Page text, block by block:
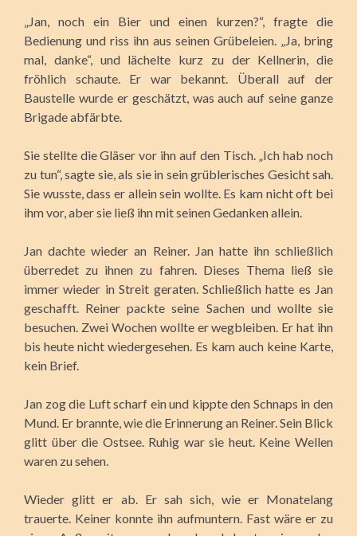
„Jan, noch ein Bier und einen kurzen?“, fragte die
Bedienung und riss ihn aus seinen Grübeleien. „Ja, bring
mal, danke“, und lächelte kurz zu der Kellnerin, die
fröhlich schaute. Er war bekannt. Überall auf der
Baustelle wurde er geschätzt, was auch auf seine ganze
Brigade abfärbte.
Sie stellte die Gläser vor ihn auf den Tisch. „Ich hab noch
zu tun“, sagte sie, als sie in sein grüblerisches Gesicht sah.
Sie wusste, dass er allein sein wollte. Es kam nicht oft bei
ihm vor, aber sie ließ ihn mit seinen Gedanken allein.
Jan dachte wieder an Reiner. Jan hatte ihn schließlich
überredet zu ihnen zu fahren. Dieses Thema ließ sie
immer wieder in Streit geraten. Schließlich hatte es Jan
geschafft. Reiner packte seine Sachen und wollte sie
besuchen. Zwei Wochen wollte er wegbleiben. Er hat ihn
bis heute nicht wiedergesehen. Es kam auch keine Karte,
kein Brief.
Jan zog die Luft scharf ein und kippte den Schnaps in den
Mund. Er brannte, wie die Erinnerung an Reiner. Sein Blick
glitt über die Ostsee. Ruhig war sie heut. Keine Wellen
waren zu sehen.
Wieder glitt er ab. Er sah sich, wie er Monatelang
trauerte. Keiner konnte ihn aufmuntern. Fast wäre er zu